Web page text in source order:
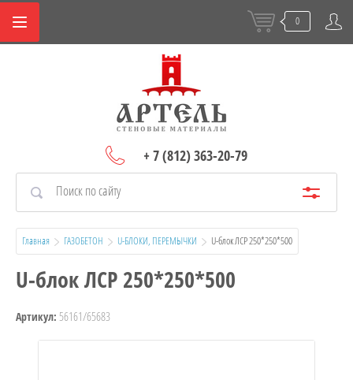
0
+ 7 (812) 363-20-79
Главная ГАЗОБЕТОН U-БЛОКИ, ПЕРЕМЫЧКИ
  U-блок ЛСР 250*250*500
U-блок ЛСР 250*250*500
Артикул: 56161/65683